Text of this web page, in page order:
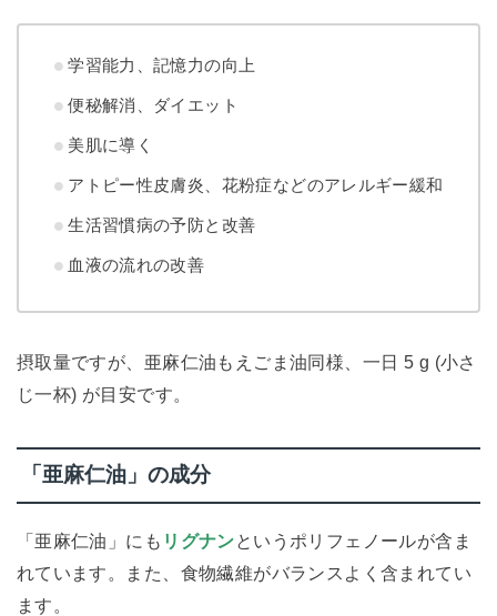
学習能力、記憶力の向上
便秘解消、ダイエット
美肌に導く
アトピー性皮膚炎、花粉症などのアレルギー緩和
生活習慣病の予防と改善
血液の流れの改善
摂取量ですが、亜麻仁油もえごま油同様、一日 5 g (小さ
じ一杯) が目安です。
「亜麻仁油」の成分
「亜麻仁油」にも リグナンというポリフェノールが含ま
れています。また、食物繊維がバランスよく含まれてい
ます。